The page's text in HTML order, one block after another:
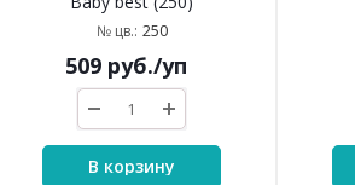
№ цв.: 250
509руб./уп
В корзину